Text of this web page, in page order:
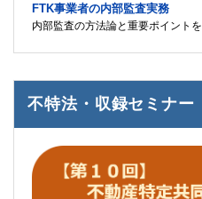
FTK事業者の内部監査実務
内部監査の方法論と重要ポイント
不特法・収録セミナー